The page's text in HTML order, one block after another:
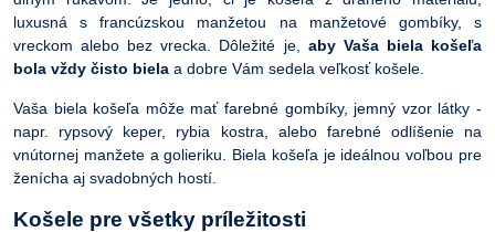
luxusná s francúzskou manžetou na manžetové gombíky, s
vreckom alebo bez vrecka. Dôležité je, aby Vaša biela košeľa
bola vždy čisto biela a dobre Vám sedela veľkosť košele.
Vaša biela košeľa môže mať farebné gombíky, jemný vzor látky -
napr. rypsový keper, rybia kostra, alebo farebné odlíšenie na
vnútornej manžete a golieriku. Biela košeľa je ideálnou voľbou pre
ženícha aj svadobných hostí.
Košele pre všetky príležitosti